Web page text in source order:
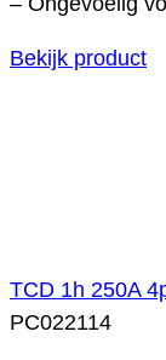
Bekijk product
TCD 1h 250A
PC022114